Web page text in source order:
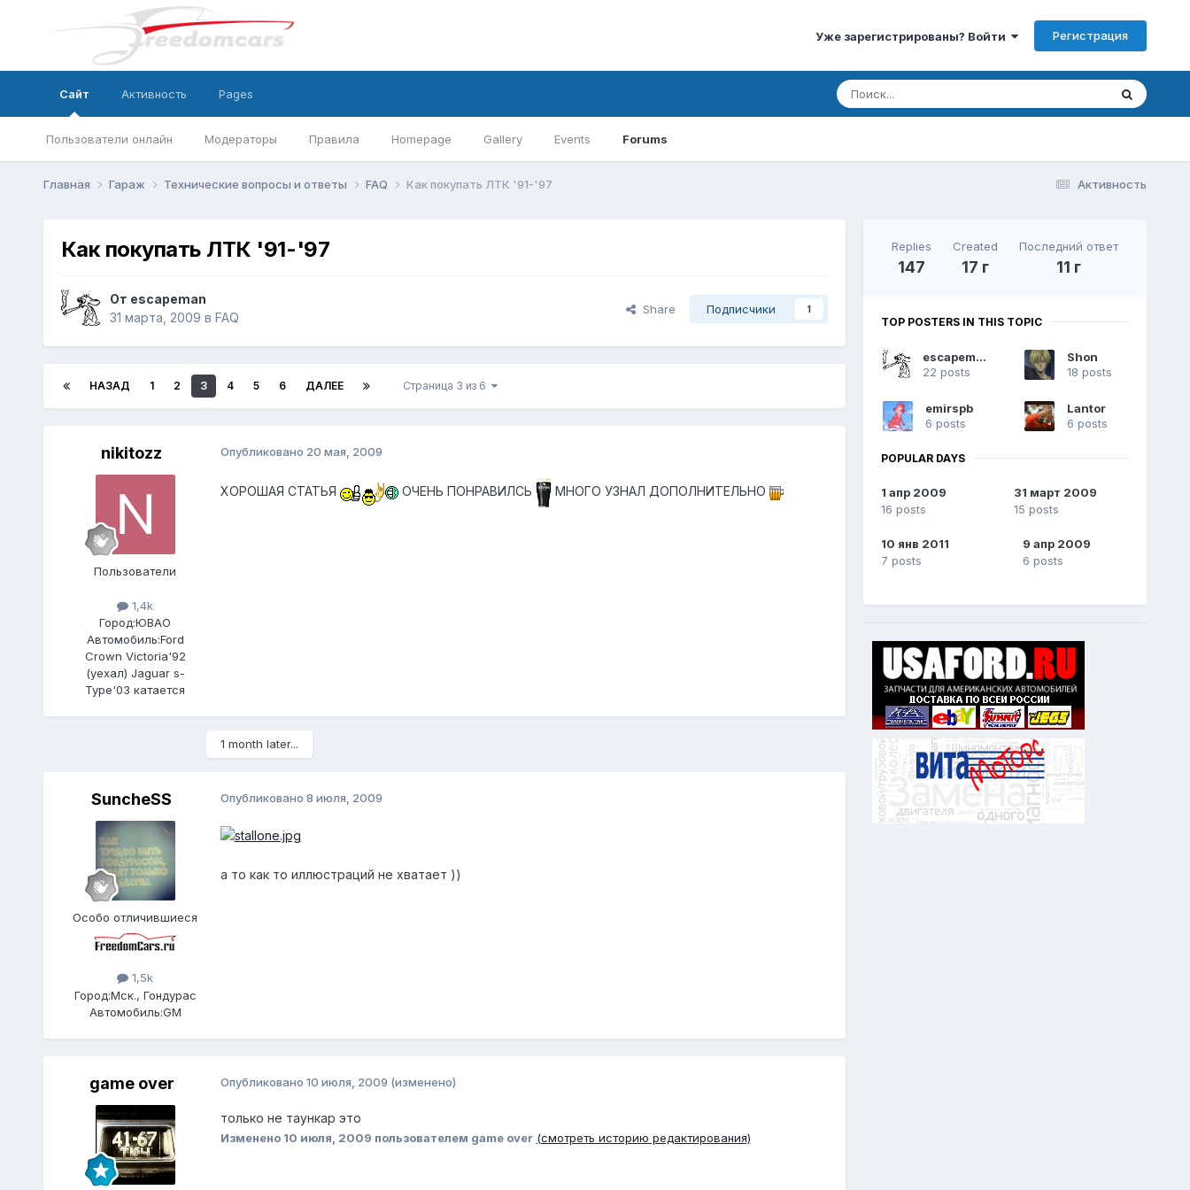
Уже зарегистрированы? Войти Регистрация
Сайт
Пользователи онлайн Модераторы Правила Homepage Gallery Events Forums
Активность Pages
Активность
Главная Гараж Технические вопросы и ответы FAQ Как покупать ЛТК '91-'97
Как покупать ЛТК '91-'97
От escapeman
31 марта, 2009 в FAQ
Share Подписчики 1
НАЗАД 1 2 3 4 5 6 ДАЛЕЕ Страница 3 из 6
nikitozz
Пользователи
1,4k
Город:ЮВАО
Автомобиль:Ford
Crown Victoria'92
(уехал) Jaguar s-
Type'03 катается
Опубликовано 20 мая, 2009
ХОРОШАЯ СТАТЬЯ ОЧЕНЬ ПОНРАВИЛСЬ МНОГО УЗНАЛ ДОПОЛНИТЕЛЬНО
1 month later...
SuncheSS
Особо отличившиеся
1,5k
Город:Мск., Гондурас
Автомобиль:GM
Опубликовано 8 июля, 2009
а то как то иллюстраций не хватает ))
game over Опубликовано 10 июля, 2009 (изменено)
только не таункар это
Изменено 10 июля, 2009 пользователем game over (смотреть историю редактирования)
Replies
147
Created
17 г
Последний ответ
11 г
TOP POSTERS IN THIS TOPIC
escapeman
22 posts
Shon
18 posts
emirspb
6 posts
Lantor
6 posts
POPULAR DAYS
1 апр 2009
16 posts
31 март 2009
15 posts
10 янв 2011
7 posts
9 апр 2009
6 posts